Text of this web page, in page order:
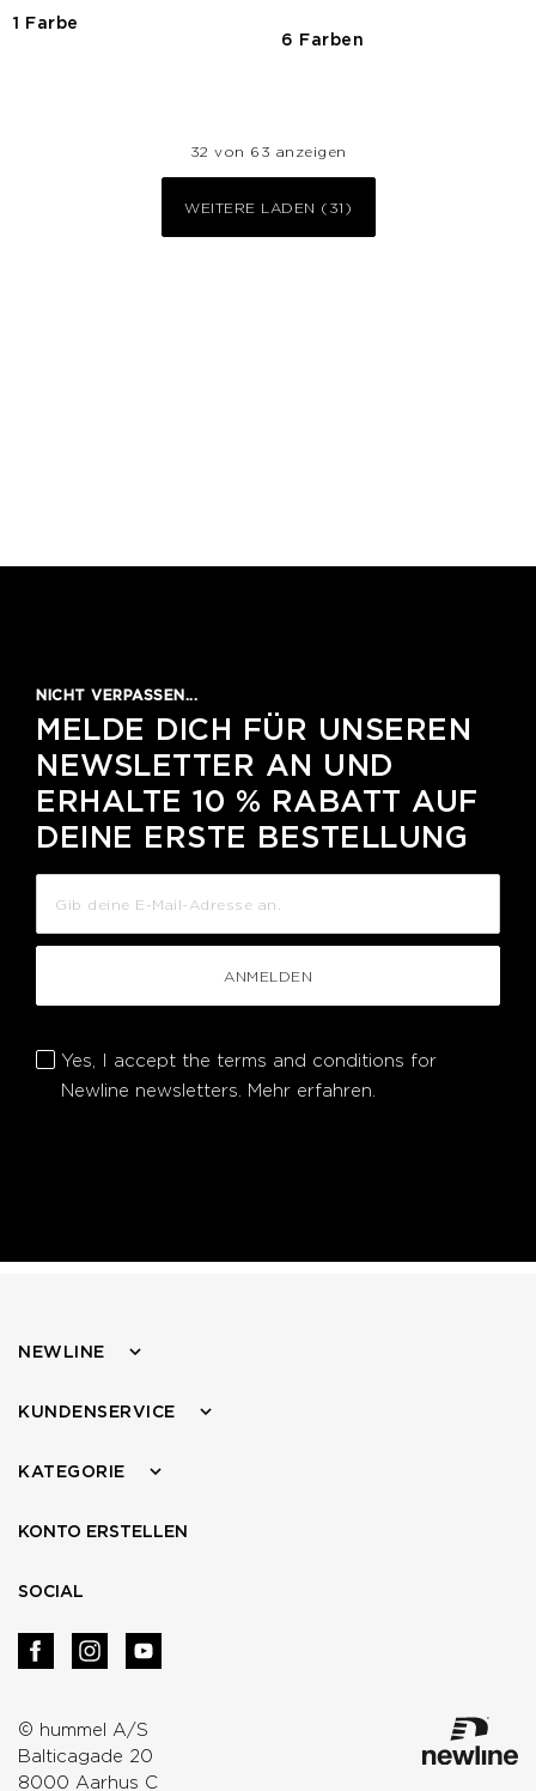
1 Farbe
6 Farben
32 von 63 anzeigen
WEITERE LADEN (31)
NICHT VERPASSEN...
MELDE DICH FÜR UNSEREN
NEWSLETTER AN UND
ERHALTE 10 % RABATT AUF
DEINE ERSTE BESTELLUNG
ANMELDEN
Yes, I accept the terms and conditions for
Newline newsletters. Mehr erfahren.
© hummel A/S
Balticagade 20
8000 Aarhus C
NEWLINE
KUNDENSERVICE
KATEGORIE
KONTO ERSTELLEN
SOCIAL